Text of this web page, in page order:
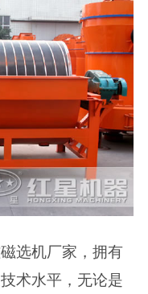
选机厂家，拥有
术水平，无论是